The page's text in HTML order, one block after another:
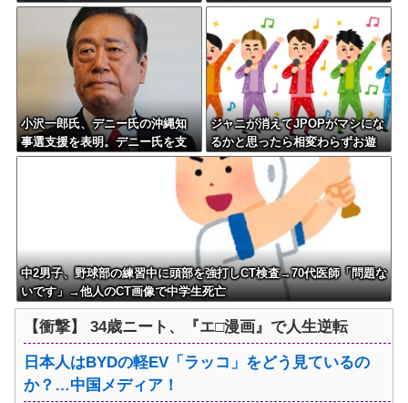
りしお小遣い1億5000万円頂戴す
小沢一郎氏、デニー氏の沖縄知
事選支援を表明。デニー氏を支
援しない中革連を批判
ジャニが消えてJPOPがマシにな
るかと思ったら相変わらずお遊
戯会やってて笑う
中2男子、野球部の練習中に頭部を強打しCT検査→70代医師「問題な
いです」→他人のCT画像で中学生死亡
【衝撃】 34歳ニート、『エ□漫画』で人生逆転
日本人はBYDの軽EV「ラッコ」をどう見ているの
か？…中国メディア！